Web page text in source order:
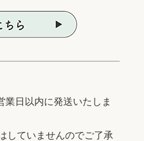
業日以内に発送いたしま
していませんのでご了承